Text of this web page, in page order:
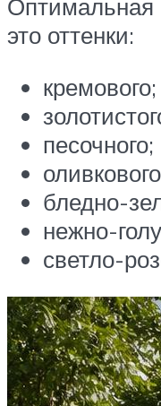
это оттенки:
кремового;
песочного;
бледно-
нежно-
светло-